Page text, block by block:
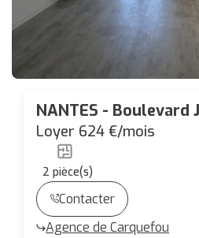
NANTES - Boulevard
46.94m² - Garage
Loyer 624 €/mois
2 pièce(s)
Contacter
Agence de Carquefou